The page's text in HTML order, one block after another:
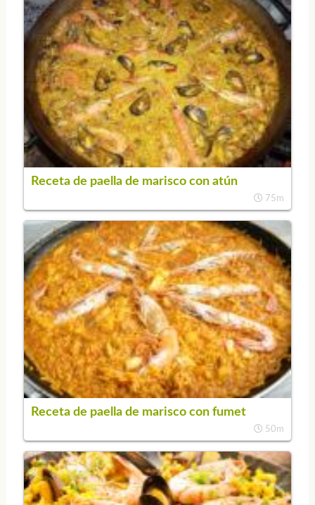
Receta de paella de marisco con atún
75m
Receta de paella de marisco con fumet
50m